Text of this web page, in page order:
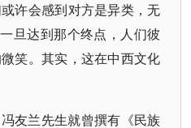
许会感到对方是异类，无
旦达到那个终点，人们彼
笑。其实，这在中西文化
友兰先生就曾撰有《民族